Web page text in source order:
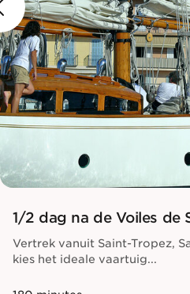
1/2 dag na de Voiles de
Vertrek vanuit Saint-Tropez,
kies het ideale vaartuig...